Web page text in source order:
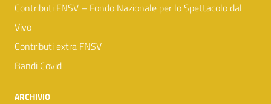
Contributi FNSV – Fondo Nazionale per lo Spettacolo dal
Vivo
Contributi extra FNSV
Bandi Covid
ARCHIVIO